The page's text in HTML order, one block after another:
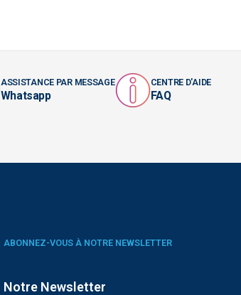
ASSISTANCE PAR MESSAGE
Whatsapp
CENTRE D'AIDE
FAQ
ABONNEZ-VOUS À NOTRE NEWSLETTER
Notre Newsletter